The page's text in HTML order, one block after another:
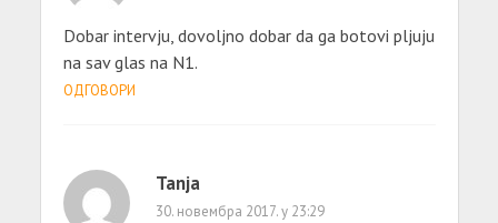
Dobar intervju, dovoljno dobar da ga botovi pljuju
na sav glas na N1.
ОДГОВОРИ
Tanja
30. новембра 2017. у 23:29